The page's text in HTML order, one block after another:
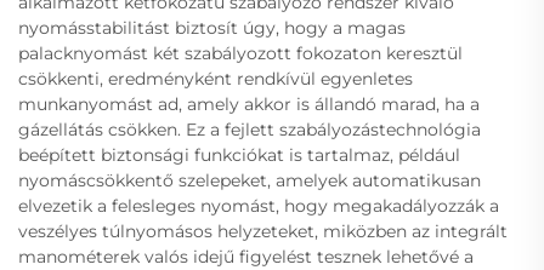
nyomásstabilitást biztosít úgy, hogy a magas
palacknyomást két szabályozott fokozaton keresztül
csökkenti, eredményként rendkívül egyenletes
munkanyomást ad, amely akkor is állandó marad, ha a
gázellátás csökken. Ez a fejlett szabályozástechnológia
beépített biztonsági funkciókat is tartalmaz, például
nyomáscsökkentő szelepeket, amelyek automatikusan
elvezetik a felesleges nyomást, hogy megakadályozzák a
veszélyes túlnyomásos helyzeteket, miközben az integrált
manométerek valós idejű figyelést tesznek lehetővé a